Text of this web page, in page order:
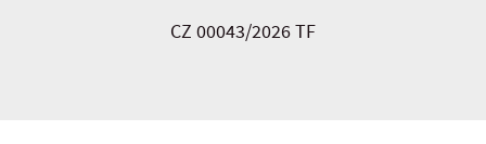
CZ 00043/2026 TF